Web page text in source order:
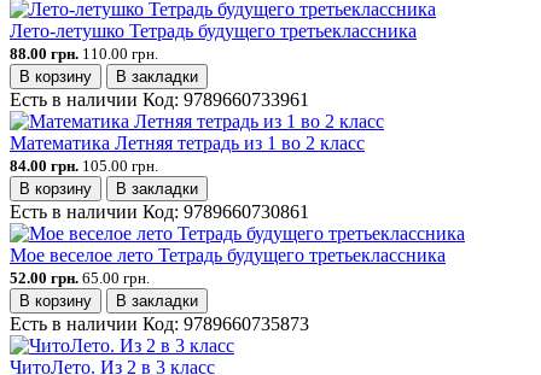
Лето-летушко Тетрадь будущего третьеклассника
88.00 грн. 110.00 грн.
В корзину
В закладки
Есть в наличии Код: 9789660733961
Математика Летняя тетрадь из 1 во 2 класс
84.00 грн. 105.00 грн.
В корзину
В закладки
Есть в наличии Код: 9789660730861
Мое веселое лето Тетрадь будущего третьеклассника
52.00 грн. 65.00 грн.
В корзину
В закладки
Есть в наличии Код: 9789660735873
ЧитоЛето. Из 2 в 3 класс